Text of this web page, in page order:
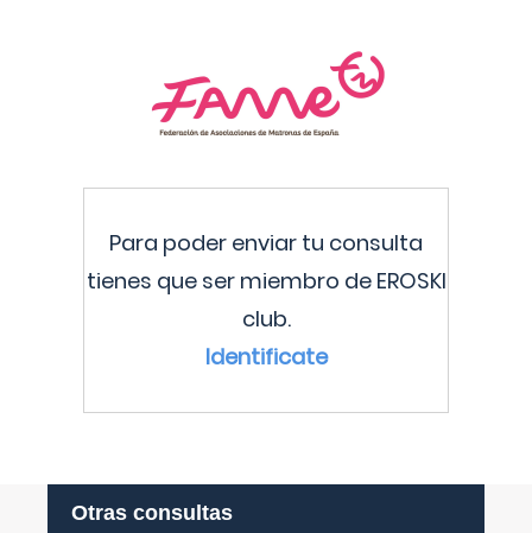
Para poder enviar tu consulta
tienes que ser miembro de EROSKI
club.
Identificate
Otras consultas